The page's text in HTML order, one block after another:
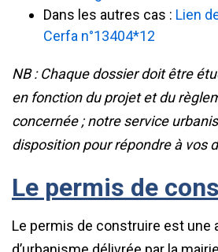
Dans les autres cas : Lien
Cerfa n°13404*12
NB : Chaque dossier doit être
en fonction du projet et du
concernée ; notre service
disposition pour répondre à vos
Le permis de
Le permis de construire est une